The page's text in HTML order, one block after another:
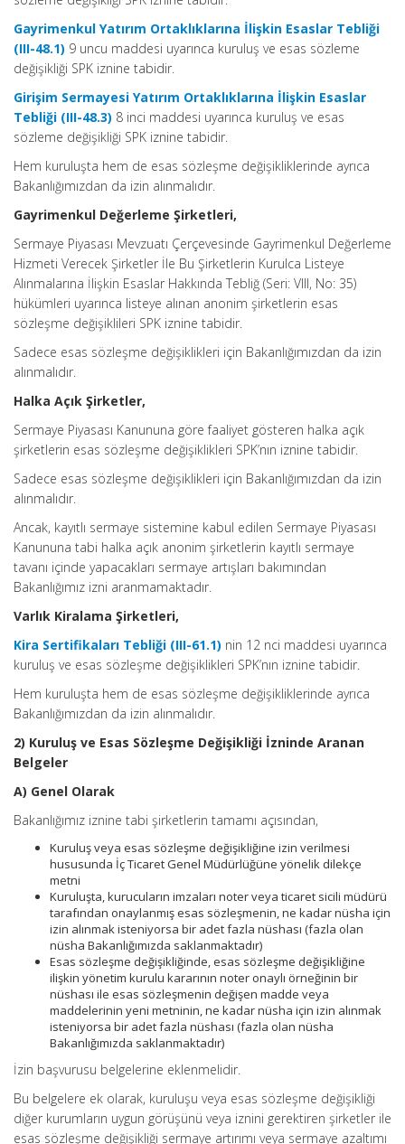
Gayrimenkul Yatırım Ortaklıklarına İlişkin Esaslar Tebliği
(III-48.1) 9 uncu maddesi uyarınca kuruluş ve esas sözleme
değişikliği SPK iznine tabidir.
Girişim Sermayesi Yatırım Ortaklıklarına İlişkin Esaslar
Tebliği (III-48.3) 8 inci maddesi uyarınca kuruluş ve esas
sözleme değişikliği SPK iznine tabidir.
Hem kuruluşta hem de esas sözleşme değişikliklerinde ayrıca
Bakanlığımızdan da izin alınmalıdır.
Gayrimenkul Değerleme Şirketleri,
Sermaye Piyasası Mevzuatı Çerçevesinde Gayrimenkul Değerleme
Hizmeti Verecek Şirketler İle Bu Şirketlerin Kurulca Listeye
Alınmalarına İlişkin Esaslar Hakkında Tebliğ (Seri: VIII, No: 35)
hükümleri uyarınca listeye alınan anonim şirketlerin esas
sözleşme değişiklileri SPK iznine tabidir.
Sadece esas sözleşme değişiklikleri için Bakanlığımızdan da izin
alınmalıdır.
Halka Açık Şirketler,
Sermaye Piyasası Kanununa göre faaliyet gösteren halka açık
şirketlerin esas sözleşme değişiklikleri SPK’nın iznine tabidir.
Sadece esas sözleşme değişiklikleri için Bakanlığımızdan da izin
alınmalıdır.
Ancak, kayıtlı sermaye sistemine kabul edilen Sermaye Piyasası
Kanununa tabi halka açık anonim şirketlerin kayıtlı sermaye
tavanı içinde yapacakları sermaye artışları bakımından
Bakanlığımız izni aranmamaktadır.
Varlık Kiralama Şirketleri,
Kira Sertifikaları Tebliği (III-61.1) nin 12 nci maddesi uyarınca
kuruluş ve esas sözleşme değişiklikleri SPK’nın iznine tabidir.
Hem kuruluşta hem de esas sözleşme değişikliklerinde ayrıca
Bakanlığımızdan da izin alınmalıdır.
2) Kuruluş ve Esas Sözleşme Değişikliği İzninde Aranan
Belgeler
A) Genel Olarak
Bakanlığımız iznine tabi şirketlerin tamamı açısından,
Kuruluş veya esas sözleşme değişikliğine izin verilmesi
hususunda İç Ticaret Genel Müdürlüğüne yönelik dilekçe
metni
Kuruluşta, kurucuların imzaları noter veya ticaret sicili müdürü
tarafından onaylanmış esas sözleşmenin, ne kadar nüsha için
izin alınmak isteniyorsa bir adet fazla nüshası (fazla olan
nüsha Bakanlığımızda saklanmaktadır)
Esas sözleşme değişikliğinde, esas sözleşme değişikliğine
ilişkin yönetim kurulu kararının noter onaylı örneğinin bir
nüshası ile esas sözleşmenin değişen madde veya
maddelerinin yeni metninin, ne kadar nüsha için izin alınmak
isteniyorsa bir adet fazla nüshası (fazla olan nüsha
Bakanlığımızda saklanmaktadır)
İzin başvurusu belgelerine eklenmelidir.
Bu belgelere ek olarak, kuruluşu veya esas sözleşme değişikliği
diğer kurumların uygun görüşünü veya iznini gerektiren şirketler ile
esas sözleşme değişikliği sermaye artırımı veya sermaye azaltımı